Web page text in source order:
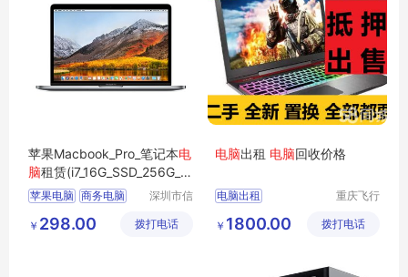
苹果Macbook_Pro_笔记本电
脑租赁(i7_16G_SSD_256G_1
5.4寸_2K屏）
苹果电脑 商务电脑
企业电脑
深圳市信
技术有限
￥ 298.00 拨打电话
电脑出租 电脑回收价格
电脑出租
二手电脑 苹果电脑
重庆飞行
限公司
￥ 1800.00 拨打电话